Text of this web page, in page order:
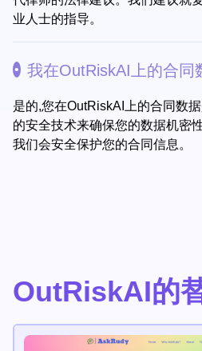
业人士的指导。
我在OutRiskAI上的合同
是的,您在OutRiskAI上的合同数
的安全技术来确保您的数据机密
我们会安全保护您的合同信息。
OutRiskAI的